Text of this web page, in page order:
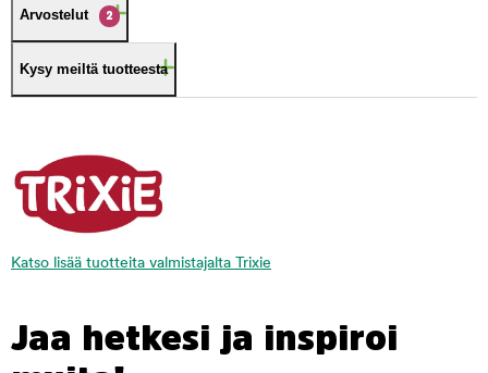
Arvostelut 2
Kysy meiltä tuotteesta
Katso lisää tuotteita valmistajalta Trixie
Jaa hetkesi ja inspiroi